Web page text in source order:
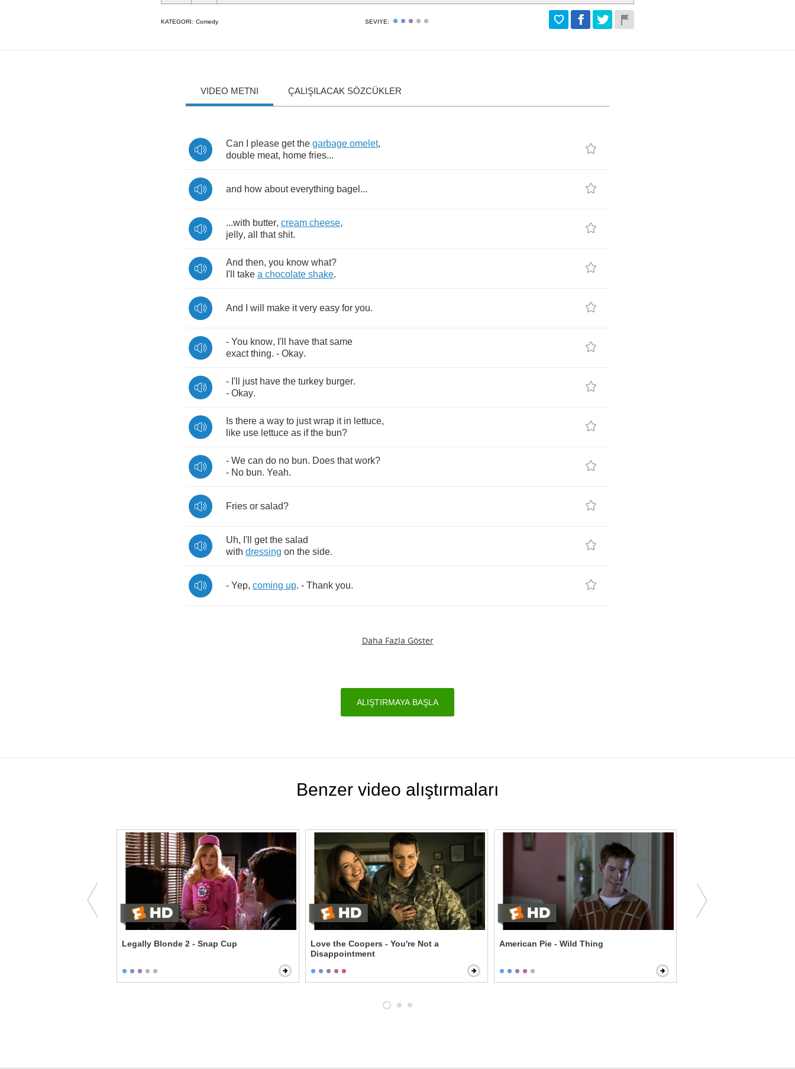
KATEGORI: Comedy SEVIYE:
VIDEO METNI ÇALIŞILACAK SÖZCÜKLER
Can please get the garbage omelet,
double meat, home fries...
and how about everything bagel ...
...with butter, cream cheese,
jelly, all that shit.
And then, you know what?
I'll
take a chocolate shake.
And will make it very easy for you.
- You know, I'll have that same
exact thing. - Okay.
- I'll just have the turkey burger.
- Okay.
Is there a way to just wrap it in lettuce,
like use lettuce as if the bun?
- We can do no bun. Does that work?
- No bun. Yeah.
Fries or salad?
Uh, I'll get the salad
with dressing on the side.
- Yep, coming up. - Thank you.
Daha Fazla Göster
ALIŞTIRMAYA BAŞLA
Benzer video alıştırmaları
Legally Blonde 2 - Snap Cup
Love the Coopers - You're Not a
Disappointment
American Pie - Wild Thing